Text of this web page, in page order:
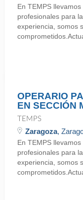
En TEMPS
profesionales para
experiencia, somos
OPERARIO
EN SECCIÓN
TEMPS
Zaragoza,
En TEMPS
profesionales para
experiencia, somos